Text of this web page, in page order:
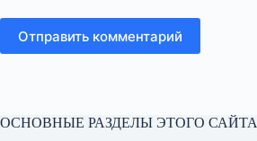
Отправить комментарий
ОСНОВНЫЕ РАЗДЕЛЫ ЭТОГО САЙТА